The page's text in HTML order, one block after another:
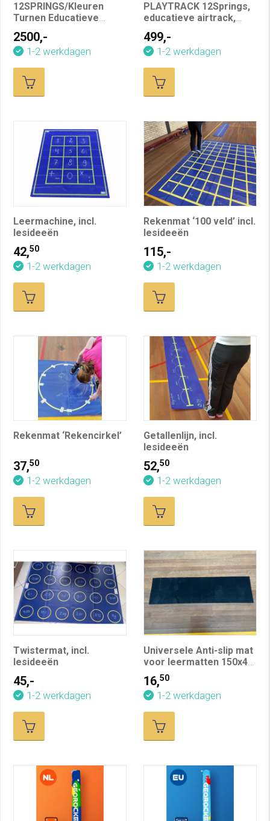
12SPRINGS/Kleuren
Turnen Educatieve
Airtrack, Multi Colour
2500,-
1-2 werkdagen
PLAYTRACK 12Springs,
educatieve airtrack,
L250xB150 cm
499,-
1-2 werkdagen
Leermachine, incl.
lesideeën
42,50
1-2 werkdagen
Rekenmat ‘100 veld’ incl.
lesideeën
115,-
1-2 werkdagen
Rekenmat ‘Rekencirkel’
37,50
1-2 werkdagen
Getallenlijn, incl.
lesideeën
52,50
1-2 werkdagen
Twistermat, incl.
lesideeën
45,-
1-2 werkdagen
Universele Anti-slip mat
voor leermatten 150x40
16,50
1-2 werkdagen